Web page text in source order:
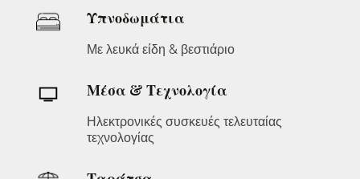
Υπνοδωμάτια
Με λευκά είδη & βεστιάριο
Μέσα & Τεχνολογία
Ηλεκτρονικές συσκευές τελευταίας
τεχνολογίας